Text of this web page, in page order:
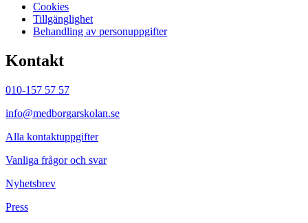
Cookies
Tillgänglighet
Behandling av personuppgifter
Kontakt
010-157 57 57
info@medborgarskolan.se
Alla kontaktuppgifter
Vanliga frågor och svar
Nyhetsbrev
Press